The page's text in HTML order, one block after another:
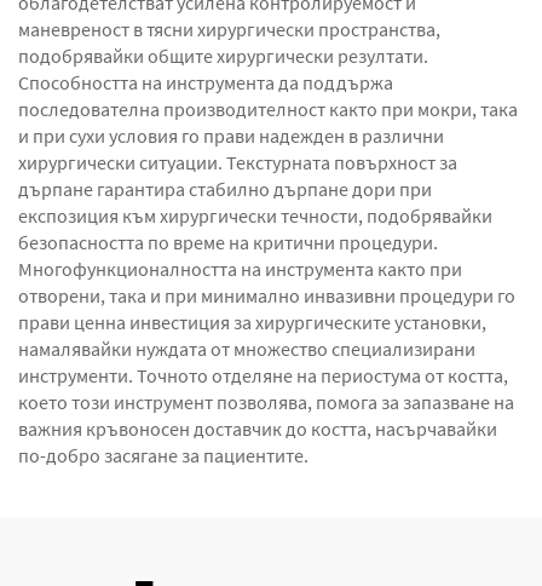
маневреност в тясни хирургически пространства,
подобрявайки общите хирургически резултати.
Способността на инструмента да поддържа
последователна производителност както при мокри, така
и при сухи условия го прави надежден в различни
хирургически ситуации. Текстурната повърхност за
дърпане гарантира стабилно дърпане дори при
експозиция към хирургически течности, подобрявайки
безопасността по време на критични процедури.
Многофункционалността на инструмента както при
отворени, така и при минимално инвазивни процедури го
прави ценна инвестиция за хирургическите установки,
намалявайки нуждата от множество специализирани
инструменти. Точното отделяне на периостума от костта,
което този инструмент позволява, помога за запазване на
важния кръвоносен доставчик до костта, насърчавайки
по-добро засягане за пациентите.